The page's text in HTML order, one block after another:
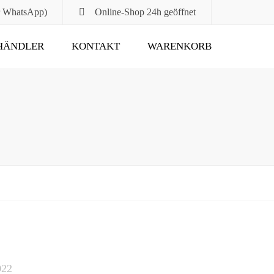
WhatsApp) Online-Shop 24h geöffnet
Submit
KONTAKT WARENKORB